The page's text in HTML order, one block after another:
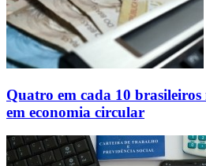
Quatro em cada 10
em economia circular